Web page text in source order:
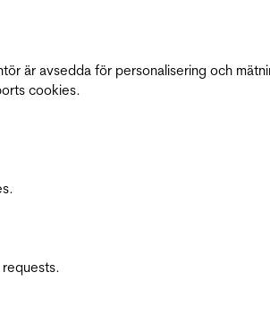
är avsedda för personalisering och
cookies.